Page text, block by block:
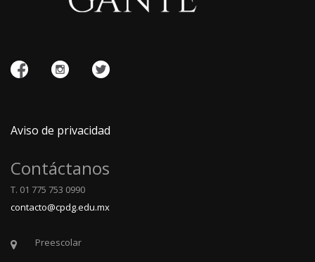
Aviso de privacidad
Contáctanos
T. 01 775 753 0990
contacto@cpdg.edu.mx
Preescolar